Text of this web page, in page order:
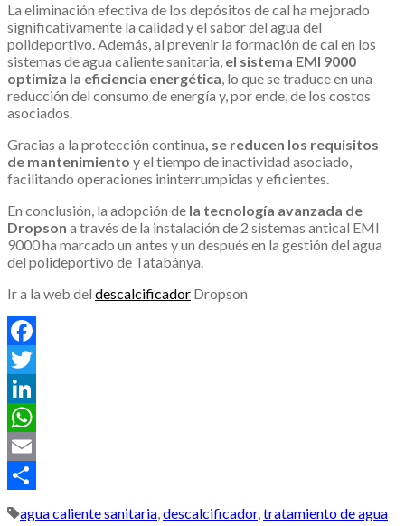
La eliminación efectiva de los depósitos de cal ha mejorado
significativamente la calidad y el sabor del agua del
polideportivo. Además, al prevenir la formación de cal en los
sistemas de agua caliente sanitaria, el sistema EMI 9000
optimiza la eficiencia energética, lo que se traduce en una
reducción del consumo de energía y, por ende, de los costos
asociados.
Gracias a la protección continua, se reducen los requisitos
de mantenimiento y el tiempo de inactividad asociado,
facilitando operaciones ininterrumpidas y eficientes.
En conclusión, la adopción de la tecnología avanzada de
Dropson a través de la instalación de 2 sistemas antical EMI
9000 ha marcado un antes y un después en la gestión del agua
del polideportivo de Tatabánya.
Ir a la web del descalcificador Dropson
Facebook
Twitter
LinkedIn
WhatsApp
Email
Compartir
agua caliente sanitaria,descalcificador,tratamiento de agua